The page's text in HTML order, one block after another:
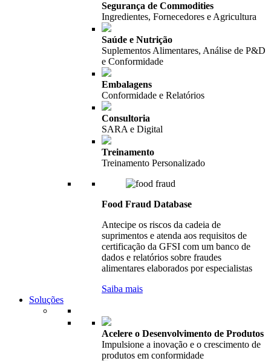
Segurança de Commodities
Ingredientes, Fornecedores e Agricultura
Saúde e Nutrição
Suplementos Alimentares, Análise de P&D
e Conformidade
Embalagens
Conformidade e Relatórios
Consultoria
SARA e Digital
Treinamento
Treinamento Personalizado
Food Fraud Database
Antecipe os riscos da cadeia de
suprimentos e atenda aos requisitos de
certificação da GFSI com um banco de
dados e relatórios sobre fraudes
alimentares elaborados por especialistas
Saiba mais
Soluções
Acelere o Desenvolvimento de Produtos
Impulsione a inovação e o crescimento de
produtos em conformidade